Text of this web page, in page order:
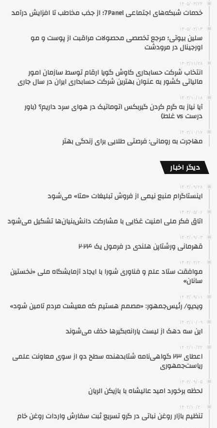
۱۴۰۵/۰۳/۲۴
خدمات شبکه‌های اجتماعی 7Panel؛ از جذب مخاطب تا افزایش درآمد
۱۴۰۵/۰۲/۱۴
سلین بیوتی؛ مرجع تخصصی محصولات مراقبت از پوست و مو
اورجینال در مرودشت
۱۴۰۳/۱۱/۲۸
انتخاب شرکت حسابداری کاوش گویا ارقام توسط سازمان امور
مالیاتی کشور به عنوان بهترین شرکت حسابداری ایران در سال جاری
۱۴۰۳/۱۰/۱۸
آیا نیاز به گرم کردن گیربکس اتوماتیک در هوای سرد داریم؟ (باور
درست vs غلط)
۱۴۰۳/۱۰/۱۷
مهاجرت به رومانی: فرصتی طلایی برای زندگی بهتر
دیگر اخبار
۱۴۰۳/۰۹/۲۸
اینستاگرام منبع نیمی از فروش تبلیغات «متا» می‌شود
۱۴۰۴/۰۵/۰۶
اتاق فکر ملی امنیت غذایی با مشارکت دانش‌بنیان‌ها تشکیل می‌شود
۱۴۰۳/۰۹/۰۳
قهرمانی ورشتاپن هلندی در فرمول یک ۲۰۲۴
۱۴۰۴/۰۳/۲۰
موافقت ستاد علم و فناوری شورا با ایجاد آزمایشگاه ملی «نخستین
سانان»
۱۴۰۳/۰۹/۱۱
ویدیو/ رئیس‌جمهور: «مصمم هستیم که معیشت مردم تامین شود»
۱۴۰۳/۱۰/۰۹
این سه دهک از لیست یارانه‌بگیرها حذف می‌شوند
۱۴۰۲/۱۰/۲۲
اعطای ۲۳ گواهی‌نامه شتابدهنده سطح دو از سوی معاونت علمی
ریاست‌جمهوری
۱۴۰۳/۰۹/۰۵
لحظه برخورد امید عالیشاه با بازیکن الریان
۱۴۰۲/۱۰/۲۰
تنظیم بازار روغن نباتی در گرو تسریع ثبت سفارش واردات روغن خام